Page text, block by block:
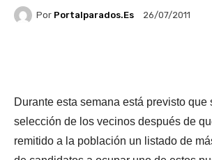
Por Portalparados.es 26/07/2011
Durante esta semana está previsto que
selección de los vecinos después de
remitido a la población un listado de